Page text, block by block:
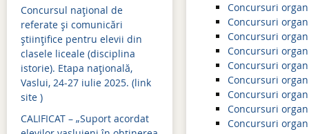
Mişcarea personalului 2016-2017
Mişcarea personalului 2015-2016
Mişcarea personalului 2014-2015
Evaluare națională 2024
Simulări examene
Admitere 2023
Bacalaureat 2023
Evaluare națională 2023
Concursul național de
referate și comunicări
științifice pentru elevii din
clasele liceale (disciplina
istorie). Etapa națională,
Vaslui, 24-27 iulie 2025. (link
site )
CALIFICAT – „Suport acordat
Concursuri
Concursuri
Concursuri
Concursuri
Concursuri
Concursuri
Concursuri
Concursuri
Concursuri